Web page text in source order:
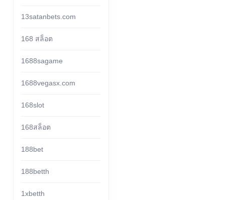
13satanbets.com
168 สล็อต
1688sagame
1688vegasx.com
168slot
168สล็อต
188bet
188betth
1xbetth